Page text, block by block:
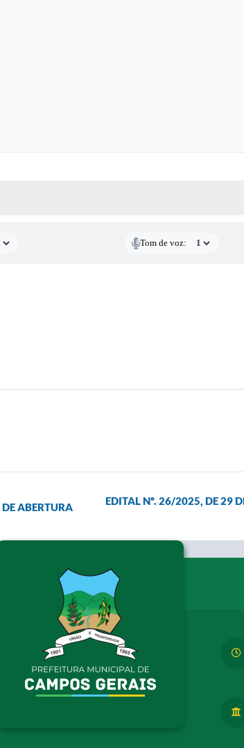
Tom de voz:
ABERTURA
EDITAL Nº. 26/2025, DE 29